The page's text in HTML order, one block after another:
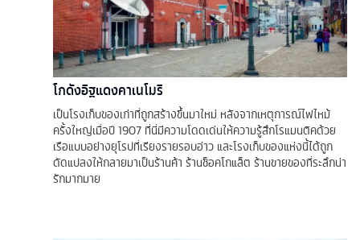
โกดังอิฐแดงคาเนโมริ
เป็นโรงเก็บของเก่าที่ถูกสร้างขึ้นมาใหม่ หลังจากเหตุการณ์ไฟไหม้
ครั้งใหญ่เมื่อปี 1907 ที่นี่มีความโดดเด่นให้ความรู้สึกโรแมนติคด้วย
เรือแบบอย่างยุโรปที่เรียงรายรอบอ่าว และโรงเก็บของแห่งนี้ได้ถูก
ดัดแปลงให้กลายมาเป็นร้านค้า ร้านช็อคโกแล็ต ร้านขายของที่ระลึกน่า
รักมากมาย